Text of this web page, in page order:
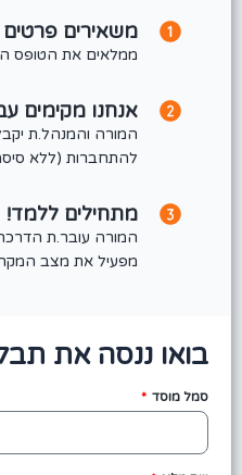
משאירים פרטים
ממלאים את הטופס
אנחנו מקימים
להתחברות (ללא
מתחילים ללמד!
המורה עובר.ת הדרכה
מפעיל את מצב
בואו ננסה את
סמל מוסד